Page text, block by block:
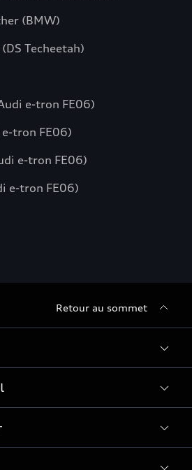
(BMW)
Techeetah)
e-tron FE06)
tron FE06)
e-tron FE06)
e-tron FE06)
Retour au sommet